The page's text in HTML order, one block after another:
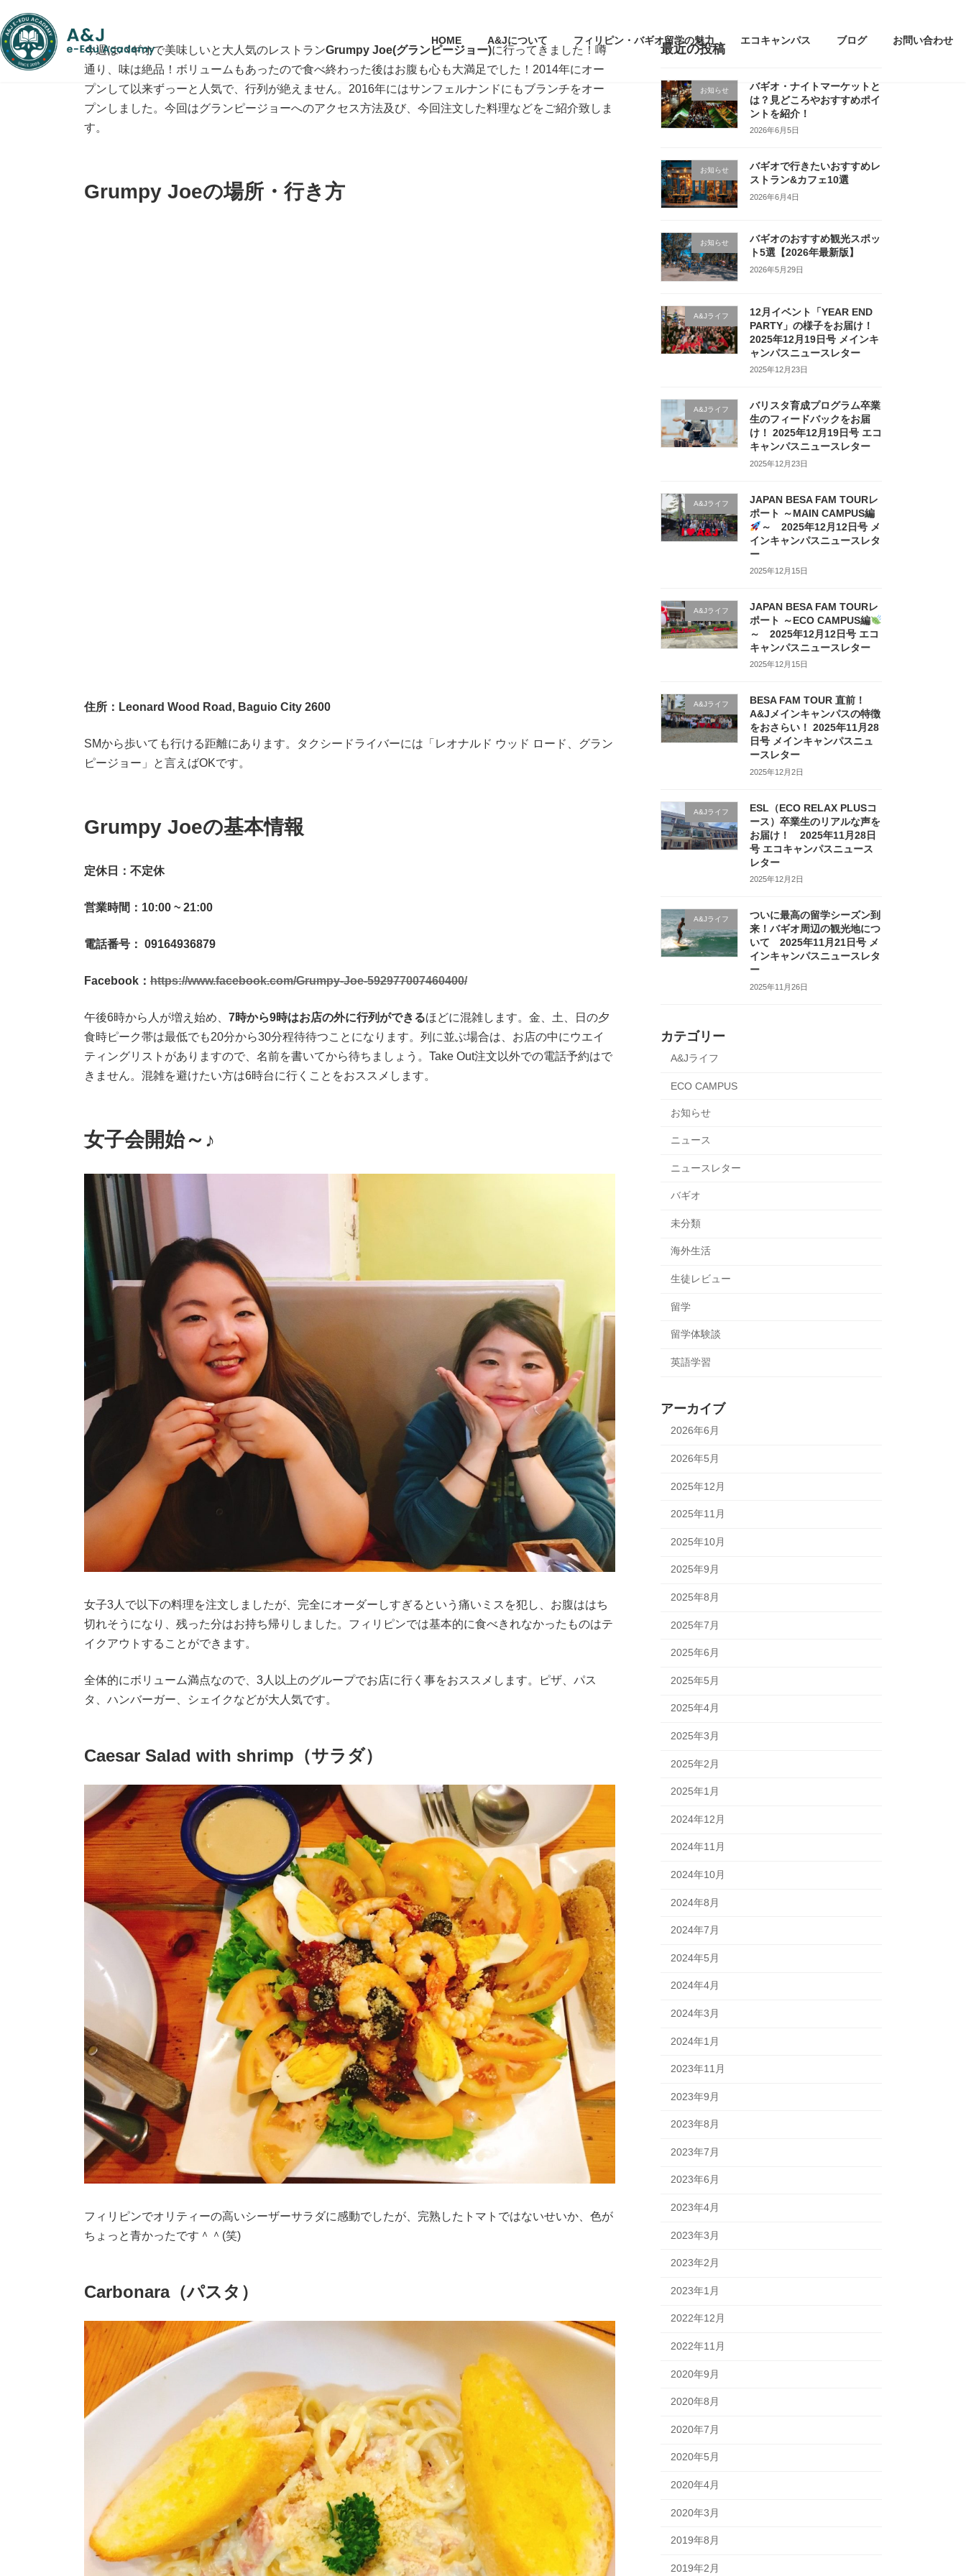
ン
テ
ン
ツ
ビ
ゲ
ー
シ
HOME A&Jについて フィリピン・バギオ留学の魅力 エコキャンパス ブログ お問い合わせ
今週はバギオで美味しいと大人気のレストランGrumpy Joe(グランピージョー)に行ってきました！噂
通り、味は絶品！ボリュームもあったので食べ終わった後はお腹も心も大満足でした！2014年にオー
プンして以来ずっーと人気で、行列が絶えません。2016年にはサンフェルナンドにもブランチをオー
プンしました。今回はグランピージョーへのアクセス方法及び、今回注文した料理などをご紹介致しま
す。
Grumpy Joeの場所・行き方
住所：Leonard Wood Road, Baguio City 2600
SMから歩いても行ける距離にあります。タクシードライバーには「レオナルド ウッド ロード、グラン
ピージョー」と言えばOKです。
Grumpy Joeの基本情報
定休日：不定休
営業時間：10:00 ~ 21:00
電話番号： 09164936879
Facebook： https://www.facebook.com/Grumpy-Joe-592977007460400/
午後6時から人が増え始め、 7時から9時はお店の外に行列ができるほどに混雑します。金、土、日の夕
食時ピーク帯は最低でも20分から30分程待待つことになります。列に並ぶ場合は、お店の中にウエイ
ティングリストがありますので、名前を書いてから待ちましょう。Take Out注文以外での電話予約はで
きません。混雑を避けたい方は6時台に行くことをおススメします。
女子会開始～♪
女子3人で以下の料理を注文しましたが、完全にオーダーしすぎるという痛いミスを犯し、お腹ははち
切れそうになり、残った分はお持ち帰りしました。フィリピンでは基本的に食べきれなかったものはテ
イクアウトすることができます。
全体的にボリューム満点なので、3人以上のグループでお店に行く事をおススメします。ピザ、パス
タ、ハンバーガー、シェイクなどが大人気です。
Caesar Salad with shrimp（サラダ）
フィリピンでオリティーの高いシーザーサラダに感動でしたが、完熟したトマトではないせいか、色が
ちょっと青かったです＾＾(笑)
Carbonara（パスタ）
最近の投稿
お知らせ
バギオ・ナイトマーケットと
は？見どころやおすすめポイ
ントを紹介！
2026年6月5日
お知らせ
バギオで行きたいおすすめレ
ストラン&カフェ10選
2026年6月4日
お知らせ
バギオのおすすめ観光スポッ
ト5選【2026年最新版】
2026年5月29日
A&Jライフ
12月イベント「YEAR END
PARTY」の様子をお届け！
2025年12月19日号 メインキ
ャンパスニュースレター
2025年12月23日
A&Jライフ
バリスタ育成プログラム卒業
生のフィードバックをお届
け！ 2025年12月19日号 エコ
キャンパスニュースレター
2025年12月23日
A&Jライフ
JAPAN BESA FAM TOURレ
ポート ～MAIN CAMPUS編
～ 2025年12月12日号 メ
インキャンパスニュースレタ
ー
2025年12月15日
A&Jライフ
JAPAN BESA FAM TOURレ
ポート ～ECO CAMPUS編
～ 2025年12月12日号 エコ
キャンパスニュースレター
2025年12月15日
A&Jライフ
BESA FAM TOUR 直前！
A&Jメインキャンパスの特徴
をおさらい！ 2025年11月28
日号 メインキャンパスニュ
ースレター
2025年12月2日
A&Jライフ
ESL（ECO RELAX PLUSコ
ース）卒業生のリアルな声を
お届け！ 2025年11月28日
号 エコキャンパスニュース
レター
2025年12月2日
A&Jライフ
ついに最高の留学シーズン到
来！バギオ周辺の観光地につ
いて 2025年11月21日号 メ
インキャンパスニュースレタ
ー
2025年11月26日
カテゴリー
A&Jライフ
ECO CAMPUS
お知らせ
ニュース
ニュースレター
バギオ
未分類
海外生活
生徒レビュー
留学
留学体験談
英語学習
アーカイブ
2026年6月
2026年5月
2025年12月
2025年11月
2025年10月
2025年9月
2025年8月
2025年7月
2025年6月
2025年5月
2025年4月
2025年3月
2025年2月
2025年1月
2024年12月
2024年11月
2024年10月
2024年8月
2024年7月
2024年5月
2024年4月
2024年3月
2024年1月
2023年11月
2023年9月
2023年8月
2023年7月
2023年6月
2023年4月
2023年3月
2023年2月
2023年1月
2022年12月
2022年11月
2020年9月
2020年8月
2020年7月
2020年5月
2020年4月
2020年3月
2019年8月
2019年2月